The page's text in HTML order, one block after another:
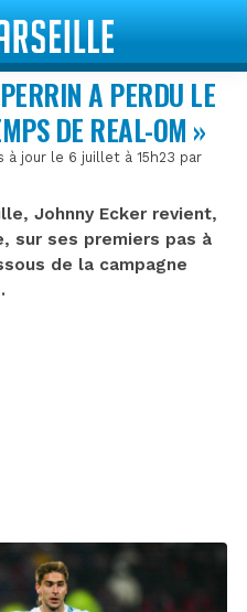
A PERDU LE
DE REAL-OM »
à jour le 6 juillet à 15h23 par
Johnny Ecker revient,
sur ses premiers pas à
de la campagne